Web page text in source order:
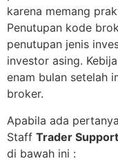
karena memang
Penutupan kode
penutupan jenis
investor asing.
enam bulan setelah
broker.
Apabila ada
Staff Trader Support
di bawah ini :